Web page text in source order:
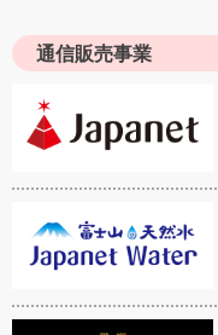
通信販売事業